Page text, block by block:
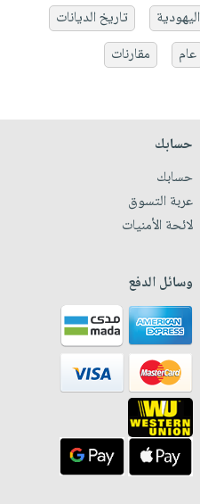
اليهودية
تاريخ الديانات
عام مقارنات
حسابك
حسابك
عربة التسوق
لائحة الأمنيات
وسائل الدفع